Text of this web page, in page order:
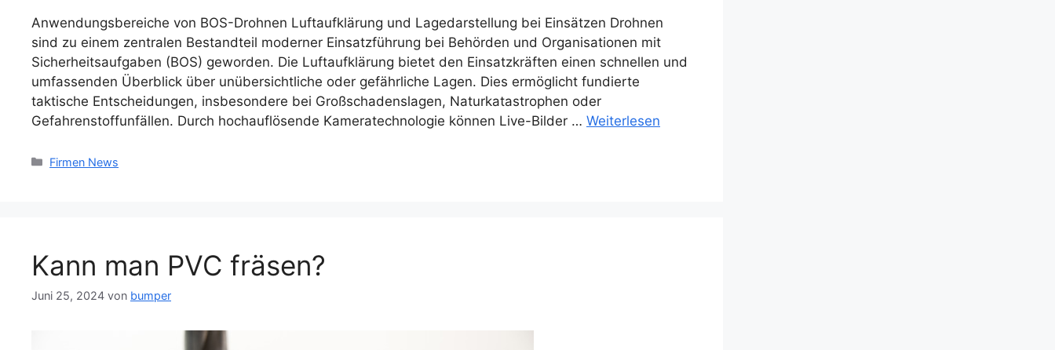
Anwendungsbereiche von BOS-Drohnen Luftaufklärung und Lagedarstellung bei Einsätzen Drohnen
sind zu einem zentralen Bestandteil moderner Einsatzführung bei Behörden und Organisationen mit
Sicherheitsaufgaben (BOS) geworden. Die Luftaufklärung bietet den Einsatzkräften einen schnellen und
umfassenden Überblick über unübersichtliche oder gefährliche Lagen. Dies ermöglicht fundierte
taktische Entscheidungen, insbesondere bei Großschadenslagen, Naturkatastrophen oder
Gefahrenstoffunfällen. Durch hochauflösende Kameratechnologie können Live-Bilder … Weiterlesen
Kategorien
Firmen News
Kann man PVC fräsen?
Juni 25, 2024 von bumper